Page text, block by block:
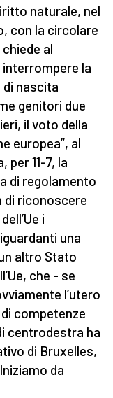
naturale, nel
con la circolare
al
interrompere la
di nascita
genitori due
il voto della
europea”, al
11-7, la
di regolamento
di riconoscere
i
una
altro Stato
che - se
l’utero
competenze
centrodestra ha
di Bruxelles,
da